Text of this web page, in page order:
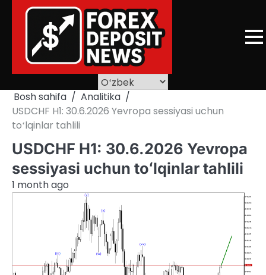
Bosh sahifa
Analitika
USDCHF H1: 30.6.2026 Yevropa sessiyasi uchun
toʻlqinlar tahlili
USDCHF H1: 30.6.2026 Yevropa
sessiyasi uchun toʻlqinlar tahlili
1 month ago